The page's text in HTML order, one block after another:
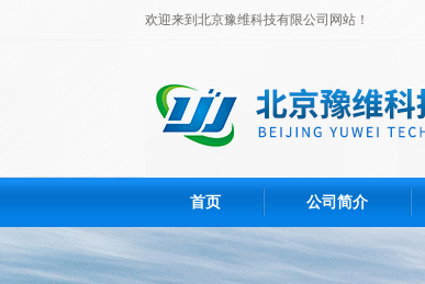
欢迎来到北京豫维科技有限公司网站！
首页 公司简介